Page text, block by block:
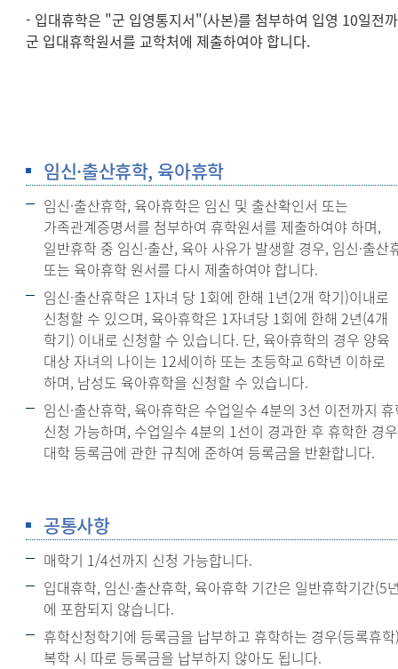
- 입대휴학은 "군 입영통지서"(사본)를 첨부하여 입영 10일전
군 입대휴학원서를 교학처에 제출하여야 합니다.
임신·출산휴학, 육아휴학
임신·출산휴학, 육아휴학은 임신 및 출산확인서 또는
가족관계증명서를 첨부하여 휴학원서를 제출하여야 하며,
일반휴학 중 임신·출산, 육아 사유가 발생할 경우, 임신·출산
또는 육아휴학 원서를 다시 제출하여야 합니다.
임신·출산휴학은 1자녀 당 1회에 한해 1년(2개 학기)이내로
신청할 수 있으며, 육아휴학은 1자녀당 1회에 한해 2년(4개
학기) 이내로 신청할 수 있습니다. 단, 육아휴학의 경우 양육
대상 자녀의 나이는 12세이하 또는 초등학교 6학년 이하로
하며, 남성도 육아휴학을 신청할 수 있습니다.
임신·출산휴학, 육아휴학은 수업일수 4분의 3선 이전까지
신청 가능하며, 수업일수 4분의 1선이 경과한 후 휴학한 경
대학 등록금에 관한 규칙에 준하여 등록금을 반환합니다.
공통사항
매학기 1/4선까지 신청 가능합니다.
입대휴학, 임신·출산휴학, 육아휴학 기간은 일반휴학기간(5
에 포함되지 않습니다.
휴학신청학기에 등록금을 납부하고 휴학하는 경우(등록휴
복학 시 따로 등록금을 납부하지 않아도 됩니다.